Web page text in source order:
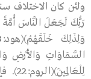
ولئن كان الاختلاف
رَبُّكَ لَجَعَلَ النَّاسَ أُمَّةً
السَّمَاوَاتِ وَالأَرْضِ